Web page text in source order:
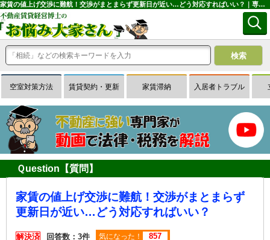
家賃の値上げ交渉に難航！交渉がまとまらず更新日が近い…どう対応すればいい？｜専門家に無料相談できる賃貸経営Ｑ＆Ａサイトはお悩み大家さん
空室対策方法 賃貸契約・更新 家賃滞納 入居者トラブル
Ｑuestion【質問】
家賃の値上げ交渉に難航！交渉がまとまらず
更新日が近い…どう対応すればいい？
解決済 回答数：3件 気になった！ 857